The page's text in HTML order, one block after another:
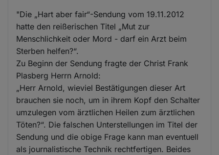
"Die „Hart aber fair“-Sendung vom 19.11.2012
hatte den reißerischen Titel „Mut zur
Menschlichkeit oder Mord - darf ein Arzt beim
Sterben helfen?“.
Zu Beginn der Sendung fragte der Christ Frank
Plasberg Herrn Arnold:
„Herr Arnold, wieviel Bestätigungen dieser Art
brauchen sie noch, um in ihrem Kopf den Schalter
umzulegen vom ärztlichen Heilen zum ärztlichen
Töten?“. Die falschen Unterstellungen im Titel der
Sendung und die obige Frage kann man eventuell
als journalistische Technik rechtfertigen. Beides